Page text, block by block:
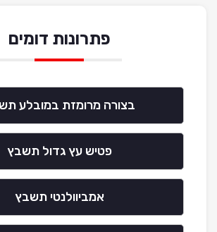
פתרונות דומים
בצורה מרומזת במובלע
פטיש עץ גדול תשבץ
אמביוולנטי תשבץ